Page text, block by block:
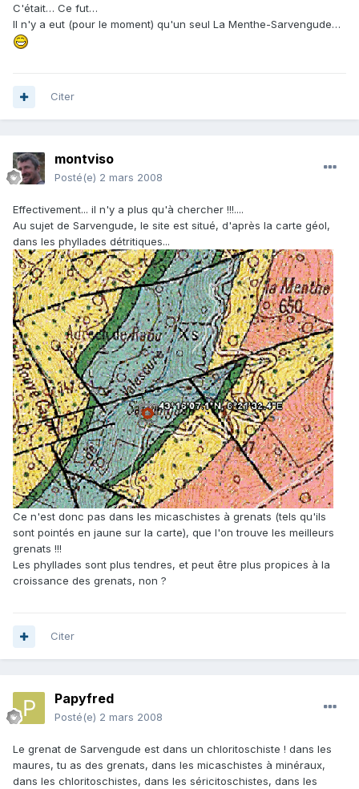
C'était… Ce fut…
Il n'y a eut (pour le moment) qu'un seul La Menthe-Sarvengude…
Citer
montviso
Posté(e) 2 mars 2008
Effectivement... il n'y a plus qu'à chercher !!!....
Au sujet de Sarvengude, le site est situé, d'après la carte géol,
dans les phyllades détritiques...
Ce n'est donc pas dans les micaschistes à grenats (tels qu'ils
sont pointés en jaune sur la carte), que l'on trouve les meilleurs
grenats !!!
Les phyllades sont plus tendres, et peut être plus propices à la
croissance des grenats, non ?
Citer
Papyfred
Posté(e) 2 mars 2008
Le grenat de Sarvengude est dans un chloritoschiste ! dans les
maures, tu as des grenats, dans les micaschistes à minéraux,
dans les chloritoschistes, dans les séricitoschistes, dans les